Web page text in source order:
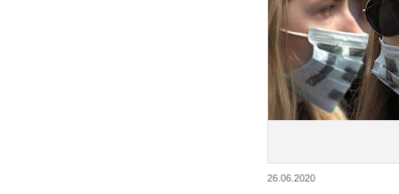
26.06.2020